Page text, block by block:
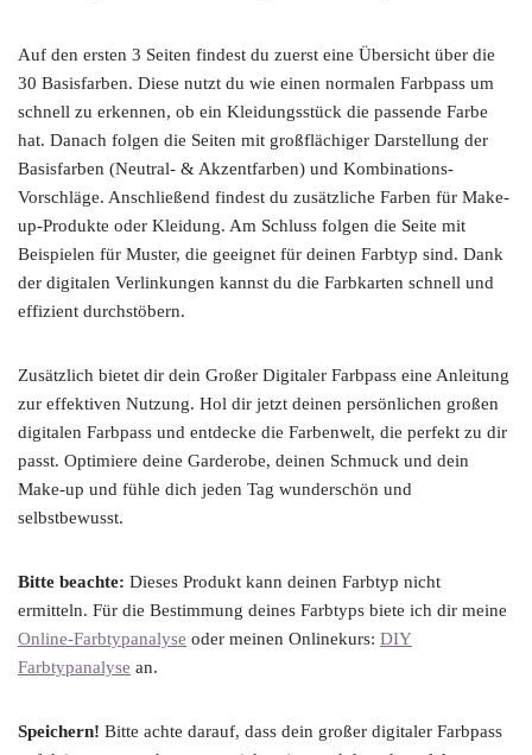
Auf den ersten 3 Seiten findest du zuerst eine Übersicht über die
30 Basisfarben. Diese nutzt du wie einen normalen Farbpass um
schnell zu erkennen, ob ein Kleidungsstück die passende Farbe
hat. Danach folgen die Seiten mit großflächiger Darstellung der
Basisfarben (Neutral- & Akzentfarben) und Kombinations-
Vorschläge. Anschließend findest du zusätzliche Farben für Make-
up-Produkte oder Kleidung. Am Schluss folgen die Seite mit
Beispielen für Muster, die geeignet für deinen Farbtyp sind. Dank
der digitalen Verlinkungen kannst du die Farbkarten schnell und
effizient durchstöbern.
Zusätzlich bietet dir dein Großer Digitaler Farbpass eine Anleitung
zur effektiven Nutzung. Hol dir jetzt deinen persönlichen großen
digitalen Farbpass und entdecke die Farbenwelt, die perfekt zu dir
passt. Optimiere deine Garderobe, deinen Schmuck und dein
Make-up und fühle dich jeden Tag wunderschön und
selbstbewusst.
Bitte beachte: Dieses Produkt kann deinen Farbtyp nicht
ermitteln. Für die Bestimmung deines Farbtyps biete ich dir meine
Online-Farbtypanalyse oder meinen Onlinekurs: DIY
Farbtypanalyse an.
Speichern! Bitte achte darauf, dass dein großer digitaler Farbpass